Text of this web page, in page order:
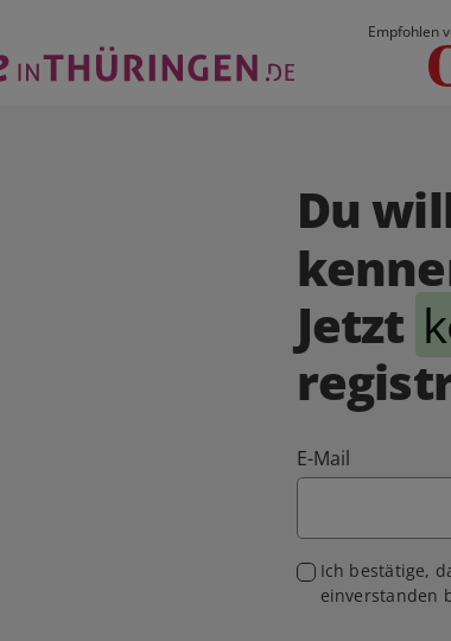
Empfohlen
Du
Jetzt
E-Mail
Ich bestätige,
einverstanden